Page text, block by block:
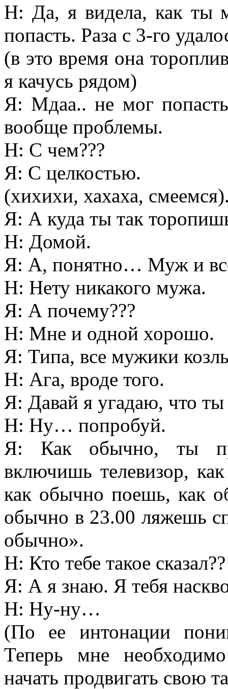
Н: Да, я видела, как ты
попасть. Раза с 3-го
(в это время она
я качусь рядом)
Я: Мдаа.. не мог
вообще проблемы.
Н: С чем???
Я: С целкостью.
(хихихи, хахаха,
Я: А куда ты так
Н: Домой.
Я: А, понятно… Муж и
Н: Нету никакого мужа.
Я: А почему???
Н: Мне и одной хорошо.
Я: Типа, все мужики
Н: Ага, вроде того.
Я: Давай я угадаю, что ты
Н: Ну… попробуй.
Я: Как обычно, ты
включишь телевизор,
как обычно поешь, как
обычно в 23.00 ляжешь
обычно».
Н: Кто тебе такое сказал??
Я: А я знаю. Я тебя
Н: Ну-ну…
(По ее интонации
Теперь мне
начать продвигать свою